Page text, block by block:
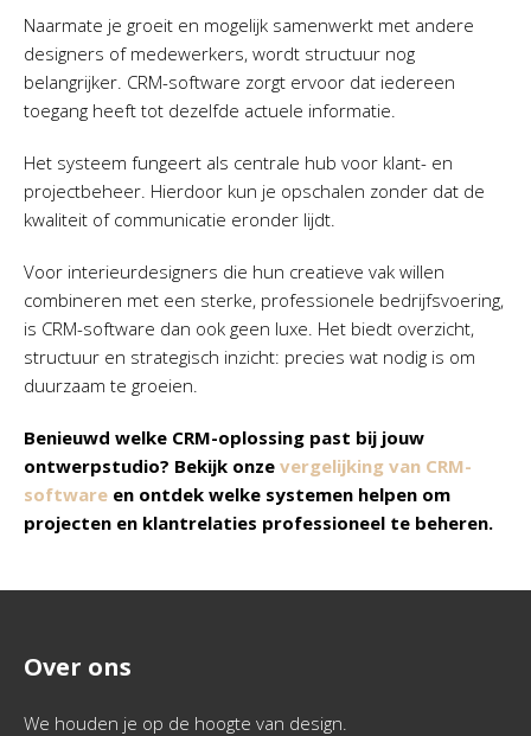
Naarmate je groeit en mogelijk samenwerkt met andere
designers of medewerkers, wordt structuur nog
belangrijker. CRM-software zorgt ervoor dat iedereen
toegang heeft tot dezelfde actuele informatie.
Het systeem fungeert als centrale hub voor klant- en
projectbeheer. Hierdoor kun je opschalen zonder dat de
kwaliteit of communicatie eronder lijdt.
Voor interieurdesigners die hun creatieve vak willen
combineren met een sterke, professionele bedrijfsvoering,
is CRM-software dan ook geen luxe. Het biedt overzicht,
structuur en strategisch inzicht: precies wat nodig is om
duurzaam te groeien.
Benieuwd welke CRM-oplossing past bij jouw
ontwerpstudio? Bekijk onze vergelijking van CRM-
software en ontdek welke systemen helpen om
projecten en klantrelaties professioneel te beheren.
Over ons
We houden je op de hoogte van design.